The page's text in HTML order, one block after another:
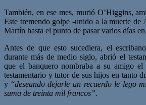
También, en ese mes, murió O’Higgins,
Este tremendo golpe -unido a la muerte de
Martín hasta el punto de pasar varios días en
Antes de que esto sucediera, el
durante más de medio siglo, abrió el
que el banquero nombraba a su amigo el
testamentario y tutor de sus hijos en tanto
y “deseando dejarle un recuerdo le lego
suma de treinta mil francos”.